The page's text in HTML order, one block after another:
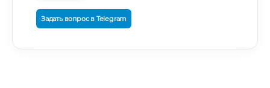
Задать вопрос в Telegram